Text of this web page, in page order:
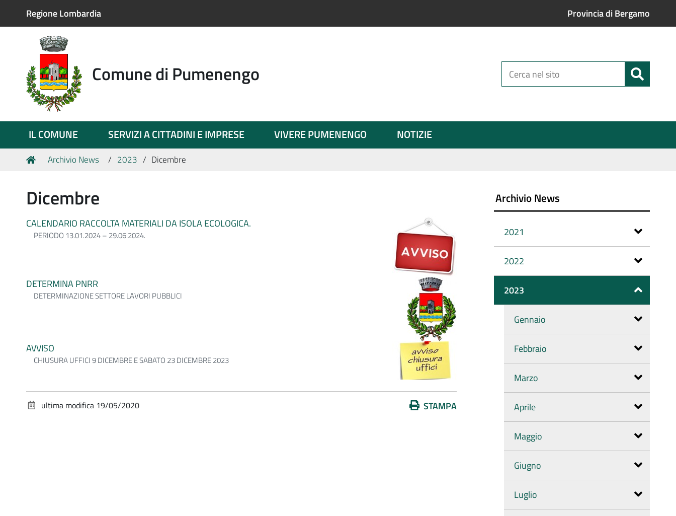
Regione Lombardia Provincia di Bergamo
Comune di Pumenengo
Cerca
nel
IL COMUNE SERVIZI A CITTADINI E IMPRESE VIVERE PUMENENGO NOTIZIE
Tu
Home
Archivio News 2023 Dicembre
Dicembre
CALENDARIO RACCOLTA MATERIALI DA ISOLA ECOLOGICA.
PERIODO 13.01.2024 – 29.06.2024.
DETERMINA PNRR
DETERMINAZIONE SETTORE LAVORI PUBBLICI
AVVISO
CHIUSURA UFFICI 9 DICEMBRE E SABATO 23 DICEMBRE 2023
Azioni STAMPA
ultima modifica 19/05/2020
Archivio News
2021
2022
2023
Gennaio
Febbraio
Marzo
Aprile
Maggio
Giugno
Luglio